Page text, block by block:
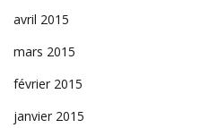
avril 2015
mars 2015
février 2015
janvier 2015